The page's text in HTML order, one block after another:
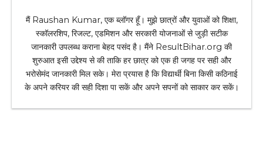
मैं Raushan Kumar, एक ब्लॉगर हूँ। मुझे छात्रों और युवाओं को शिक्षा,
स्कॉलरशिप, रिजल्ट, एडमिशन और सरकारी योजनाओं से जुड़ी सटीक
जानकारी उपलब्ध कराना बेहद पसंद है। मैंने ResultBihar.org की
शुरुआत इसी उद्देश्य से की ताकि हर छात्र को एक ही जगह पर सही और
भरोसेमंद जानकारी मिल सके। मेरा प्रयास है कि विद्यार्थी बिना किसी कठिनाई
के अपने करियर की सही दिशा पा सकें और अपने सपनों को साकार कर सकें।